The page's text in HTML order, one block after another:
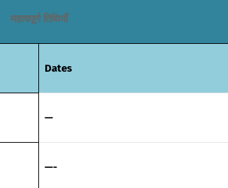
महत्वपूर्ण तिथियाँ
Dates
—
—-